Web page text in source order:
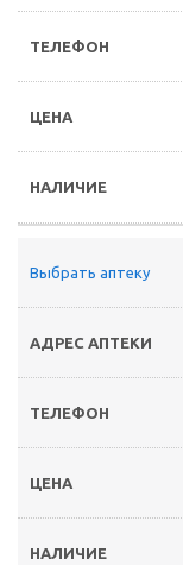
Выбрать аптеку